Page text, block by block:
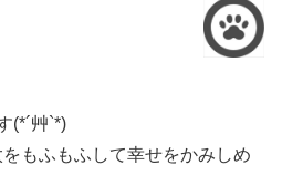
(*´艸`*)
もふもふして幸せをかみしめ